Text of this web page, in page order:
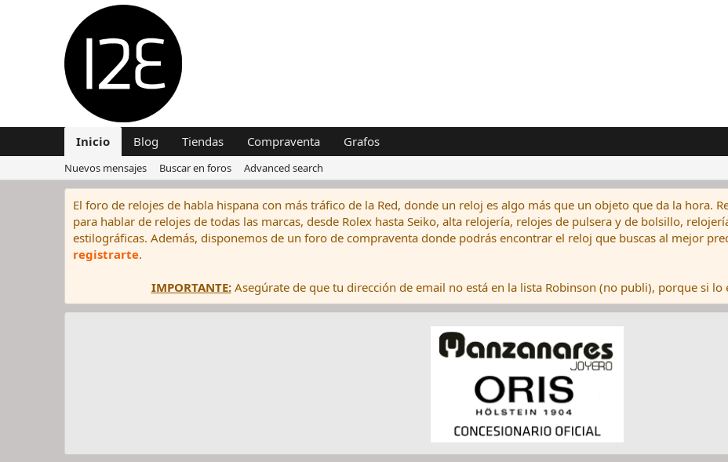
Inicio Blog Tiendas Compraventa Grafos
Nuevos mensajes Buscar en foros Advanced search
El foro de relojes de habla hispana con más tráfico de la Red, donde un reloj es algo más que un objeto que da la hora.
para hablar de relojes de todas las marcas, desde Rolex hasta Seiko, alta relojería, relojes de pulsera y de bolsillo,
estilográficas. Además, disponemos de un foro de compraventa donde podrás encontrar el reloj que buscas al mejor
registrarte.
IMPORTANTE:Asegúrate de que tu dirección de email no está en la lista Robinson (no publi), porque si lo